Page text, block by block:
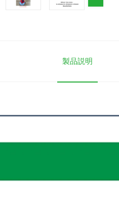
製品説明